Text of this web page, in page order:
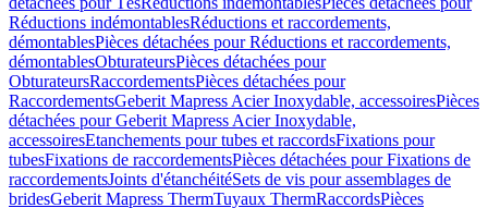
Réductions indémontablesRéductions et raccordements,
démontablesPièces détachées pour Réductions et raccordements,
démontablesObturateursPièces détachées pour
ObturateursRaccordementsPièces détachées pour
RaccordementsGeberit Mapress Acier Inoxydable, accessoiresPièces
détachées pour Geberit Mapress Acier Inoxydable,
accessoiresEtanchements pour tubes et raccordsFixations pour
tubesFixations de raccordementsPièces détachées pour Fixations de
raccordementsJoints d'étanchéitéSets de vis pour assemblages de
bridesGeberit Mapress ThermTuyaux ThermRaccordsPièces